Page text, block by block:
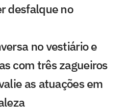
desfalque no
no vestiário e
com três zagueiros
as atuações em